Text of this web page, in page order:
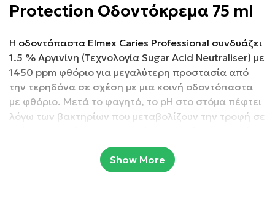
Protection Οδοντόκρεμα 75 ml
Η οδοντόπαστα Elmex Caries Professional συνδυάζει
1.5 % Αργινίνη (Τεχνολογία Sugar Acid Neutraliser) με
1450 ppm φθόριο για μεγαλύτερη προστασία από
την τερηδόνα σε σχέση με μια κοινή οδοντόπαστα
με φθόριο. Μετά το φαγητό, το pH στο στόμα πέφτει
λόγω των βακτηρίων που μεταβολίζουν την τροφή σε
επαναφέροντας το pH στην επιφάνεια του δοντιού
σε ένα υγιές επίπεδο. Αυτό λειτουργεί σε συνδυασμό
με το φθόριο που βοηθά στην αναστολή της
Show More